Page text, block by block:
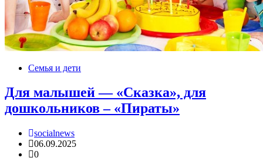
Семья и дети
Для малышей — «Сказка», для
дошкольников – «Пираты»
socialnews
06.09.2025
0